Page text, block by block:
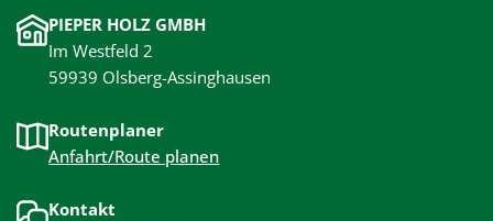
PIEPER HOLZ GMBH
Im Westfeld 2
59939 Olsberg-Assinghausen
Routenplaner
Anfahrt/Route planen
Kontakt